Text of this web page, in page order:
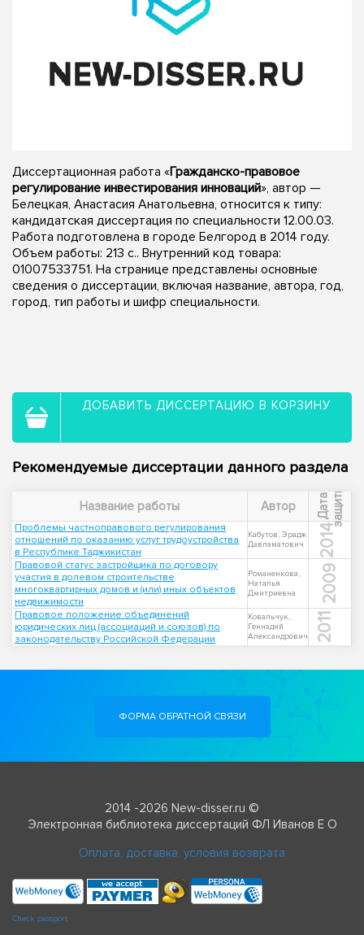
Диссертационная работа «Гражданско-правовое
регулирование инвестирования инноваций», автор —
Белецкая, Анастасия Анатольевна, относится к типу:
кандидатская диссертация по специальности 12.00.03.
Работа подготовлена в городе Белгород в 2014 году.
Объем работы: 213 с.. Внутренний код товара:
01007533751. На странице представлены основные
сведения о диссертации, включая название, автора, год,
город, тип работы и шифр специальности.
ДОБАВИТЬ ДИССЕРТАЦИЮ В КОРЗИНУ
Рекомендуемые диссертации данного раздела
Название работы Автор Д
а
т
а
з
а
щ
и
т ы
Проблемы частноправового регулирования
отношений по оказанию услуг трудоустройства
в Республике Таджикистан
Кабутов, Эрадж
Давламатович
2014
Правовой статус застройщика по договору
участия в долевом строительстве
многоквартирных домов и (или) иных объектов
недвижимости
Романенкова,
Наталья
Дмитриевна
2009
Правовое положение объединений
юридических лиц (ассоциаций и союзов) по
законодательству Российской Федерации
Ковальчук,
Геннадий
Александрович
2011
ФОРМА ОБРАТНОЙ СВЯЗИ
2014 -2026 New-disser.ru ©
Электронная библиотека диссертаций ФЛ Иванов Е О
Оплата, доставка, условия возврата
Check passport